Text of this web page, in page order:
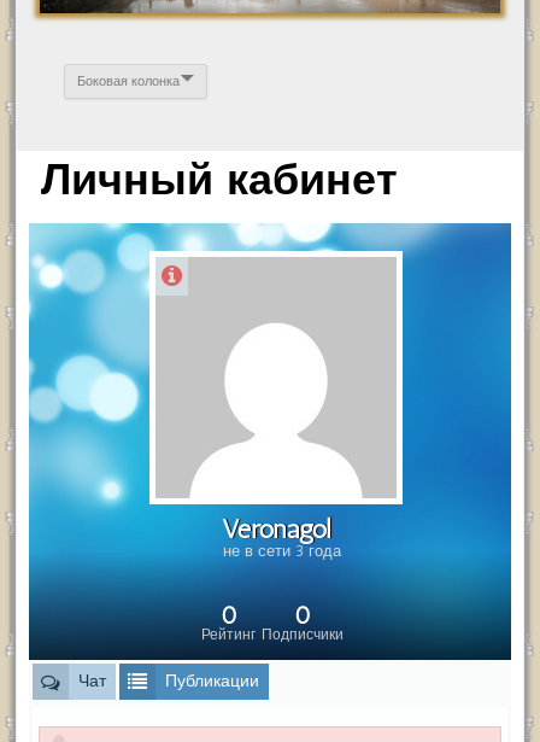
Боковая колонка
Личный кабинет
Veronagol
не в сети 3 года
Рейтинг
0
Подписчики
0
Чат Публикации